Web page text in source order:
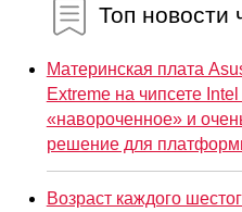
Топ новости
Материнская плата
Extreme на чипсете
«навороченное» и
решение для
Возраст каждого